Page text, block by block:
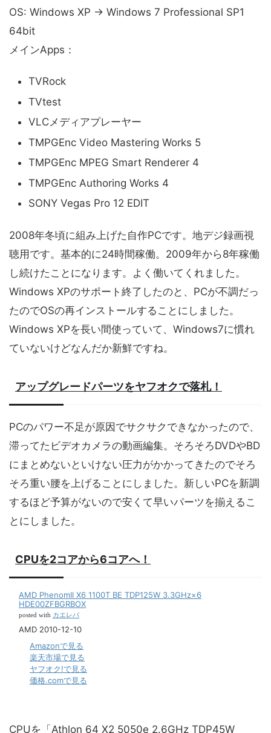
OS: Windows XP → Windows 7 Professional SP1
64bit
メインApps：
TVRock
TVtest
VLCメディアプレーヤー
TMPGEnc Video Mastering Works 5
TMPGEnc MPEG Smart Renderer 4
TMPGEnc Authoring Works 4
SONY Vegas Pro 12 EDIT
2008年冬頃に組み上げた自作PCです。地デジ録画視
聴用です。基本的に24時間稼働。2009年から8年稼働
し続けたことになります。よく働いてくれました。
Windows XPのサポート終了したのと、PCが不調だっ
たのでOSの再インストールすることにしました。
Windows XPを長い間使っていて、Windows7に慣れ
ていないけどなんだか新鮮ですね。
アップグレードパーツをヤフオクで落札！
PCのパワー不足が原因でサクサクできなかったので、
滞ってたビデオカメラの動画編集。そろそろDVDやBD
にまとめないといけない圧力がかかってきたのでそろ
そろ重い腰を上げることにしました。新しいPCを新調
するほど予算がないので安くて早いパーツを揃えるこ
とにしました。
CPUを2コアから6コアへ！
AMD PhenomII X6 1100T BE TDP125W 3.3GHz×6
HDE00ZFBGRBOX
posted with カエレバ
AMD 2010-12-10
Amazonで見る
楽天市場で見る
ヤフオク!で見る
価格.comで見る
CPUを「Athlon 64 X2 5050e 2.6GHz TDP45W